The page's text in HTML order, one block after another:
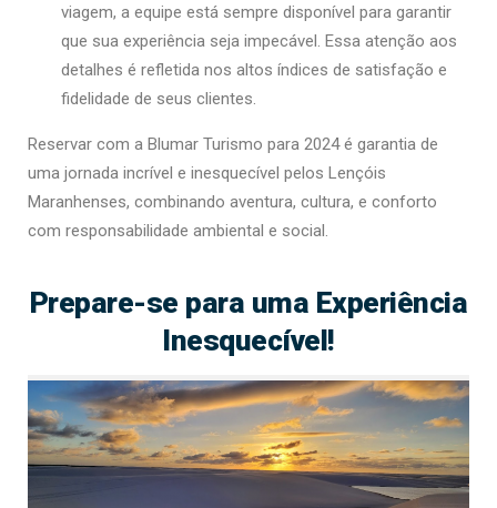
viagem, a equipe está sempre disponível para garantir
que sua experiência seja impecável. Essa atenção aos
detalhes é refletida nos altos índices de satisfação e
fidelidade de seus clientes.
Reservar com a Blumar Turismo para 2024 é garantia de
uma jornada incrível e inesquecível pelos Lençóis
Maranhenses, combinando aventura, cultura, e conforto
com responsabilidade ambiental e social.
Prepare-se para uma Experiência
Inesquecível!